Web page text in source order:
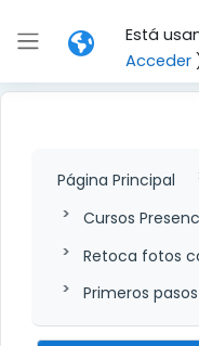
Panel lateral
Está
Acceder
Página Principal
Cursos
Retoca fotos
Primeros pasos